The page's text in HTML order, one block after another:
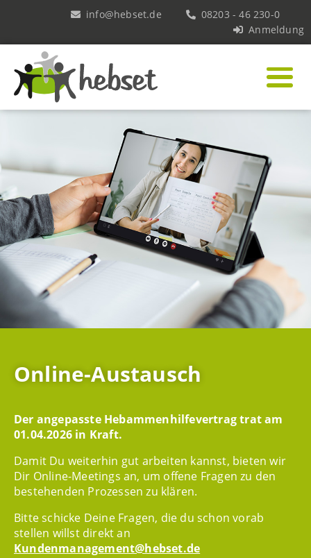
info@hebset.de
08203 - 46 230-0
Anmeldung
Online-Austausch
Der angepasste Hebammenhilfevertrag trat am
01.04.2026 in Kraft.
Damit Du weiterhin gut arbeiten kannst, bieten wir
Dir Online-Meetings an, um offene Fragen zu den
bestehenden Prozessen zu klären.
Bitte schicke Deine Fragen, die du schon vorab
stellen willst direkt an
Kundenmanagement@hebset.de